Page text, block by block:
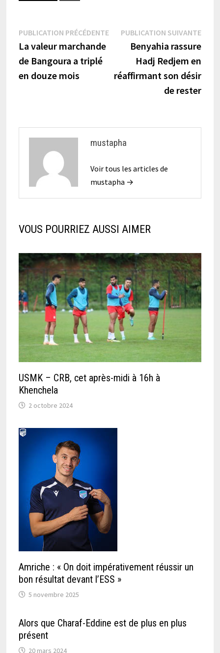
Navigation
de
l’article
PUBLICATION PRÉCÉDENTEPublication
précédente :
La valeur marchande
de Bangoura a triplé
en douze mois
PUBLICATION SUIVANTE
Benyahia rassure
Hadj Redjem en
réaffirmant son désir
de rester
mustapha
Voir tous les articles de
mustapha →
VOUS POURRIEZ AUSSI AIMER
USMK – CRB, cet après-midi à 16h à
Khenchela
2 octobre 2024
Amriche : « On doit impérativement réussir un
bon résultat devant l’ESS »
5 novembre 2025
Alors que Charaf-Eddine est de plus en plus
présent
20 mars 2024